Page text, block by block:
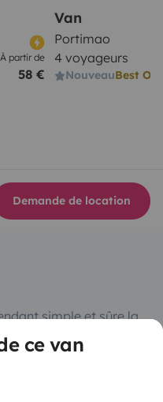
ce van
À partir de
58 €
Van
Portimao
4 voyageurs
NouveauBest
Demande de location
simple et sûre la
cars, fourgons
le rôle de tiers de
en toute sécurité.